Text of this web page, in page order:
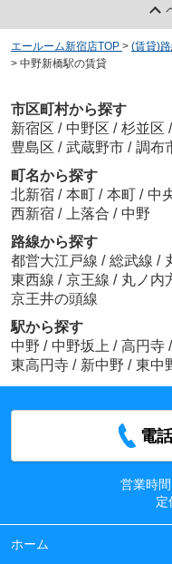
エールーム新宿店TOP > (賃貸)
> 中野新橋駅の賃貸
市区町村から探す
新宿区 / 中野区 / 杉並区 /
豊島区 / 武蔵野市 / 調布
町名から探す
北新宿 / 本町 / 本町 / 中
西新宿 / 上落合 / 中野
路線から探す
都営大江戸線 / 総武線 /
東西線 / 京王線 / 丸ノ内
京王井の頭線
駅から探す
中野 / 中野坂上 / 高円寺 /
東高円寺 / 新中野 / 東中
電
営業時間
定
ホーム